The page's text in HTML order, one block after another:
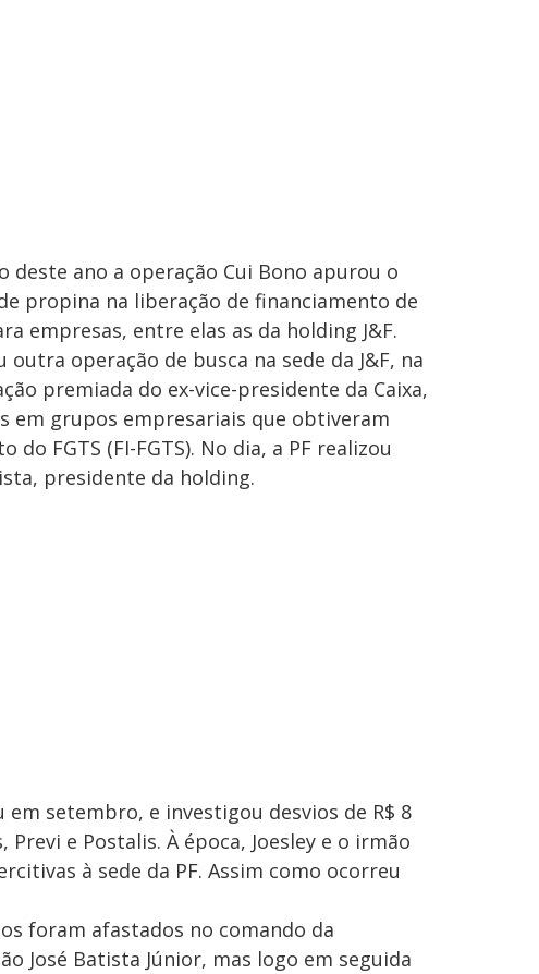
deste ano a operação Cui Bono apurou o
propina na liberação de financiamento de
empresas, entre elas as da holding J&F.
operação de busca na sede da J&F, na
premiada do ex-vice-presidente da Caixa,
em grupos empresariais que obtiveram
FGTS (FI-FGTS). No dia, a PF realizou
presidente da holding.
setembro, e investigou desvios de R$ 8
e Postalis. À época, Joesley e o irmão
à sede da PF. Assim como ocorreu
foram afastados no comando da
José Batista Júnior, mas logo em seguida